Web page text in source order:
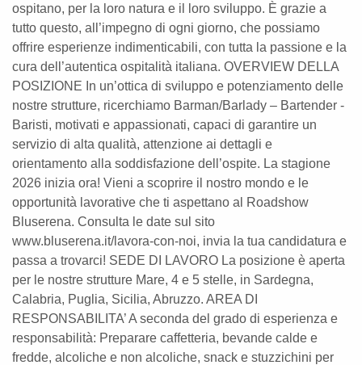
ospitano, per la loro natura e il loro sviluppo. È grazie a
tutto questo, all’impegno di ogni giorno, che possiamo
offrire esperienze indimenticabili, con tutta la passione e la
cura dell’autentica ospitalità italiana. OVERVIEW DELLA
POSIZIONE In un’ottica di sviluppo e potenziamento delle
nostre strutture, ricerchiamo Barman/Barlady – Bartender -
Baristi, motivati e appassionati, capaci di garantire un
servizio di alta qualità, attenzione ai dettagli e
orientamento alla soddisfazione dell’ospite. La stagione
2026 inizia ora! Vieni a scoprire il nostro mondo e le
opportunità lavorative che ti aspettano al Roadshow
Bluserena. Consulta le date sul sito
www.bluserena.it/lavora-con-noi, invia la tua candidatura e
passa a trovarci! SEDE DI LAVORO La posizione è aperta
per le nostre strutture Mare, 4 e 5 stelle, in Sardegna,
Calabria, Puglia, Sicilia, Abruzzo. AREA DI
RESPONSABILITA’ A seconda del grado di esperienza e
responsabilità: Preparare caffetteria, bevande calde e
fredde, alcoliche e non alcoliche, snack e stuzzichini per